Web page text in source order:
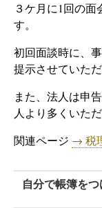
３ケ月に1回の
す。
初回面談時に、
提示させていただ
また、法人は申
人より多くいた
関連ページ → 税
自分で帳簿を